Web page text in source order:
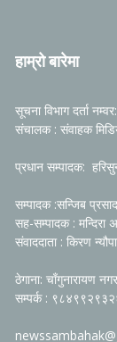
हाम्रो बारेमा
सूचना विभाग दर्ता
संचालक : संवाहक
प्रधान सम्पादक:
सम्पादक :सन्जिब
सह-सम्पादक : मन्दिरा
संवाददाता : किरण
ठेगाना: चाँगुनारायण
सम्पर्क :